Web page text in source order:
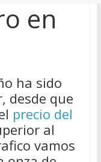
en
ha sido
desde que
precio del
al
vamos